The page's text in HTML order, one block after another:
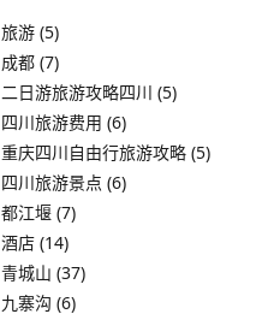
旅游 (5)
成都 (7)
二日游旅游攻略四川 (5)
四川旅游费用 (6)
重庆四川自由行旅游攻略 (5)
四川旅游景点 (6)
都江堰 (7)
酒店 (14)
青城山 (37)
九寨沟 (6)